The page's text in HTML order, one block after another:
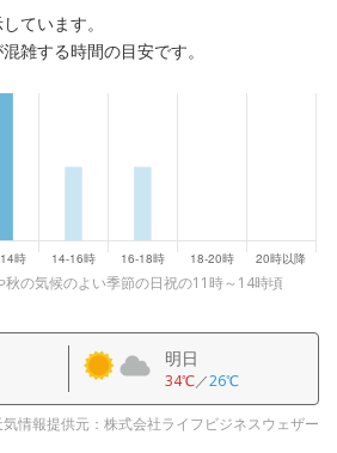
ています。
雑する時間の目安です。
の気候のよい季節の日祝の11時～14時頃
明日
34℃／26℃
気情報提供元：株式会社ライフビジネスウェザー